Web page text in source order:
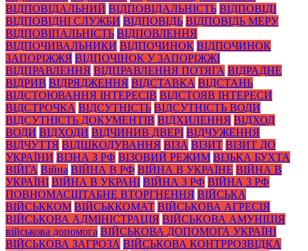
ВІДПОВІДАЛЬНИЙ ВІДПОВІДАЛЬНІСТЬ ВІДПОВІДІ
ВІДПОВІДНІ СЛУЖБИ ВІДПОВІДЬ ВІДПОВІДЬ МЕРУ
ВІДПОВІПАЛЬНІСТЬ ВІДПОВЛЕННЯ
ВІДПОЧИВАЛЬНИКИ ВІДПОЧИНОК ВІДПОЧИНОК
ЗАПОРІЖЖЯ ВІДПОЧІНОК У ЗАПОРІЖЖІ
ВІДПРАВЛЕННЯ ВІДПРАВЛЕННЯ ПОТЯГА ВІДРАДНЕ
ВІДРИВ ВІДРЯДЖЕННЯ ВІДСТАВКА ВІДСТАНЬ
ВІДСТОЮВАННЯ ІНТЕРЕСІВ ВІДСТОЯВ ІНТЕРЕСИ
ВІДСТРОЧКА ВІДСУТНІСТЬ ВІДСУТНІСТЬ ВОДИ
ВІДСУТНІСТЬ ДОКУМЕНТІВ ВІДХИЛЕННЯ ВІДХОД
ВОДИ ВІДХОДИ ВІДЧИНИВ ДВЕРІ ВІДЧУЖЕННЯ
ВІДЧУТТЯ ВІДШКОДУВАННЯ ВІЗА ВІЗИТ ВІЗИТ ДО
УКРАЇНИ ВІЗНА З РФ ВІЗОВИЙ РЕЖИМ ВІЗЬКА БУХТА
ВІЙГА Війна ВІЙНА В РФ ВІЙНА В УКРАЇНЕ ВІЙНА В
УКРАЇНІ ВІЙНА В УКРАНІ ВІЙНА З РФ ВІЙНА З РФ
ПОВНОМАСШТАБНЕ ВТОРГНЕННЯ ВІЙСЬКА
ВІЙСЬККОМ ВІЙСЬККОМАТ ВІЙСЬКОВА АГРЕСІЯ
ВІЙСЬКОВА АДМІНІСТРАЦІЯ ВІЙСЬКОВА АМУНІЦІЯ
військова допомога ВІЙСЬКОВА ДОПОМОГА УКРАЇНІ
ВІЙСЬКОВА ЗАГРОЗА ВІЙСЬКОВА КОНТРРОЗВІДКА